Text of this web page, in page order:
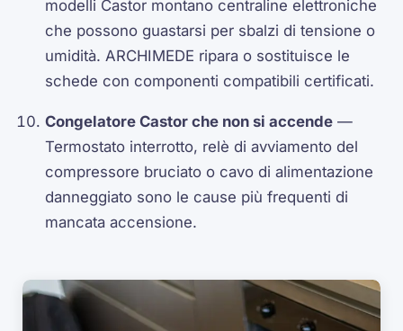
modelli Castor montano centraline elettroniche
che possono guastarsi per sbalzi di tensione o
umidità. ARCHIMEDE ripara o sostituisce le
schede con componenti compatibili certificati.
Congelatore Castor che non si accende —
Termostato interrotto, relè di avviamento del
compressore bruciato o cavo di alimentazione
danneggiato sono le cause più frequenti di
mancata accensione.